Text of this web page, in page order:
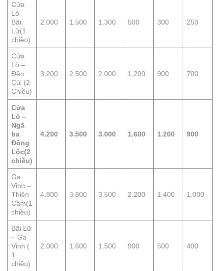
Cửa
Lò –
Bãi
Lữ(1
chiều)
2.000 1.500 1.300 500 300 250
Cửa
Lò –
Đền
Củi (2
Chiều)
3.200 2.500 2.000 1.200 900 700
Cửa
Lò –
Ngã
ba
Đồng
Lộc(2
chiều)
4.200 3.500 3.000 1.600 1.200 900
Ga
Vinh –
Thiên
Cầm(1
chiều)
4.800 3.800 3.500 2.200 1.400 1.000
Bãi Lữ
– Ga
Vinh (
1
chiều)
2.000 1.600 1.500 900 500 400